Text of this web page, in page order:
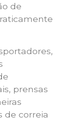
de
prensas
de correia